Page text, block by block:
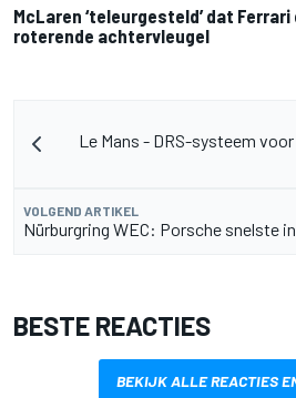
McLaren ‘teleurgesteld’ dat
roterende achtervleugel
Le Mans - DRS-systeem
VOLGEND ARTIKEL
Nürburgring WEC: Porsche snelste
BESTE REACTIES
BEKIJK ALLE REACTIES